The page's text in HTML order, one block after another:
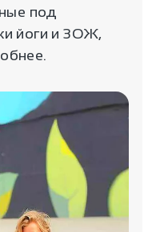
под
йоги и ЗОЖ,